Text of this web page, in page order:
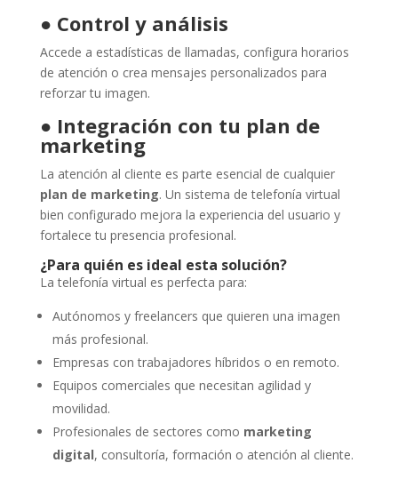
● Control y análisis
Accede a estadísticas de llamadas, configura horarios
de atención o crea mensajes personalizados para
reforzar tu imagen.
● Integración con tu plan de
marketing
La atención al cliente es parte esencial de cualquier
plan de marketing. Un sistema de telefonía virtual
bien configurado mejora la experiencia del usuario y
fortalece tu presencia profesional.
¿Para quién es ideal esta solución?
La telefonía virtual es perfecta para:
Autónomos y freelancers que quieren una imagen
más profesional.
Empresas con trabajadores híbridos o en remoto.
Equipos comerciales que necesitan agilidad y
movilidad.
Profesionales de sectores como marketing
digital, consultoría, formación o atención al cliente.